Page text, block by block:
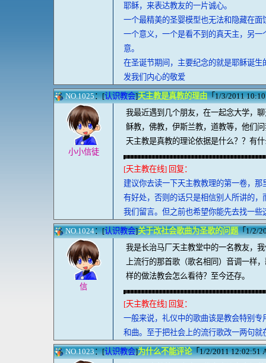
耶稣，来表达教友的一片诚心。
一个最精美的圣婴模型也无法和隐藏在
一个意义，一个是看不到的真天主，另
意。
在圣诞节期间，主要纪念的就是耶稣诞
发我们内心的敬爱
NO.1025：[认识教会]天主教是真教的理由「1/3/2011
小小信徒
我最近遇到几个朋友，在一起念大学，
稣教，佛教，伊斯兰教，道教等，他们
天主教是真教的理论依据是什么？？有
[天主教在线] 回复：
建议你去读一下天主教教理的第一卷，
有好处，否则的话只是相信别人所讲的
我们留言。但之前也希望你能先去找一
NO.1024：[认识教会]关于改社会歌曲为圣歌的问题「1/2/
信
我是长治马厂天主教堂中的一名教友，
上流行的那首歌（歌名相同）音调一样
样的做法教会怎么看待？至今还存。
[天主教在线] 回复：
一般来说，礼仪中的歌曲该是教会特别
和曲。至于把社会上的流行歌改一两句
NO.1023：[认识教会]为什么不能评论「1/2/2011 12:02:51